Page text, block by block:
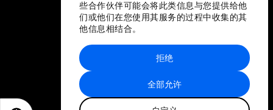
些合作伙伴可能会将此类信息与您提供给他
们或他们在您使用其服务的过程中收集的其
他信息相结合。
全部允许
拒绝
站点地图